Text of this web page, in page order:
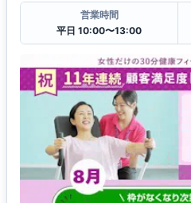
営業時間
平日 10:00〜13:00